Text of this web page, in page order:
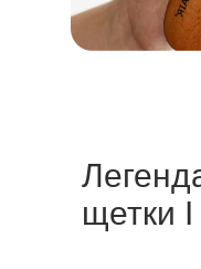
щетки